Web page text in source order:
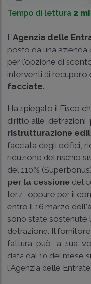
Tempo di lettura 2
L'Agenzia delle
posto da una
per l'opzione di
interventi di recupero
facciate.
Ha spiegato il Fisco
diritto alle detrazioni
ristrutturazione
facciata degli edifici,
riduzione del rischio
del 110%
per la cessione del
terzi, oppure per il
entro il 16 marzo
sono state sostenute
detrazione. Il
fattura può, a sua
data dal 10 del mese
l'Agenzia delle